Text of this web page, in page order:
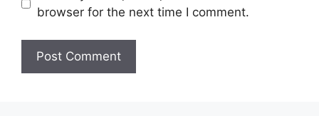
browser for the next time I comment.